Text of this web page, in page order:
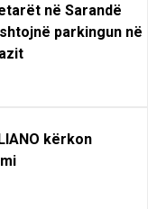
në Sarandë
parkingun në
kërkon